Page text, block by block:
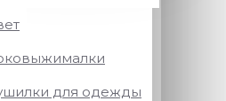
для одежды